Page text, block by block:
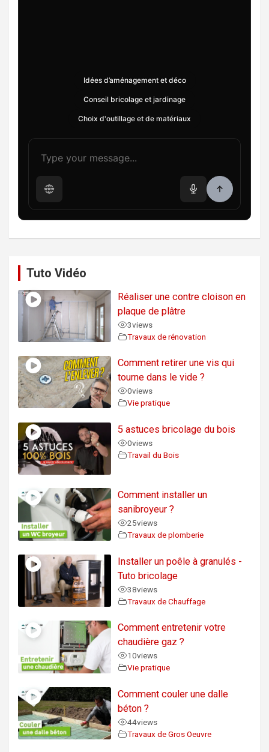
Idées d’aménagement et déco
Conseil bricolage et jardinage
Choix d'outillage et de matériaux
Tuto Vidéo
Réaliser une contre cloison en
plaque de plâtre
3views
Travaux de rénovation
Comment retirer une vis qui
tourne dans le vide ?
0views
Vie pratique
5 astuces bricolage du bois
0views
Travail du Bois
Comment installer un
sanibroyeur ?
25views
Travaux de plomberie
Installer un poêle à granulés -
Tuto bricolage
38views
Travaux de Chauffage
Comment entretenir votre
chaudière gaz ?
10views
Vie pratique
Comment couler une dalle
béton ?
44views
Travaux de Gros Oeuvre